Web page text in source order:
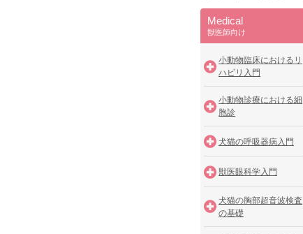
Medical
獣医師向け
小動物臨床におけるリ
ハビリ入門
小動物診療における細
胞診
犬猫の呼吸器病入門
獣医眼科学入門
犬猫の胸部超音波検査
の基礎